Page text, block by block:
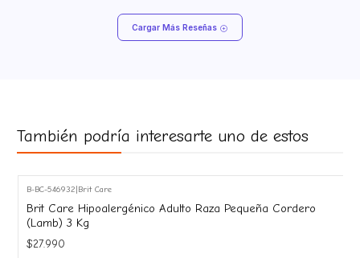
Cargar Más Reseñas
También podría interesarte uno de estos
B-BC-546932 Brit Care
Brit Care Hipoalergénico Adulto Raza Pequeña Cordero
(Lamb) 3 Kg
$27.990